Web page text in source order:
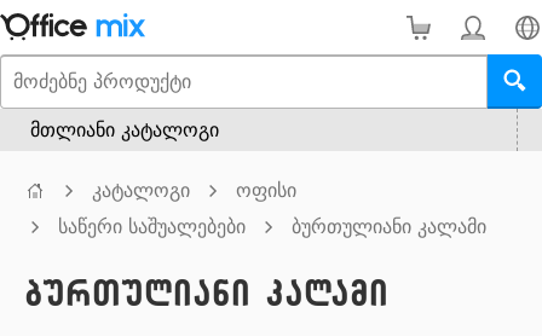
მთლიანი კატალოგი
კატალოგი
ოფისი
საწერი საშუალებები
ბურთულიანი კალამი
ბურთულიანი კალამი